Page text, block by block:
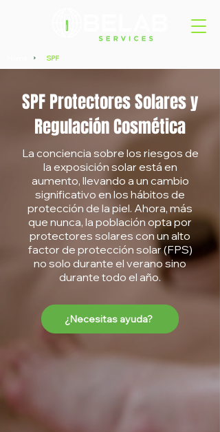
> SPF
SPF Protectores Solares y
Regulación Cosmética
La conciencia sobre los riesgos de
la exposición solar está en
aumento, llevando a un cambio
significativo en los hábitos de
protección de la piel. Ahora, más
que nunca, la población opta por
protectores solares con un alto
factor de protección solar (FPS)
no solo durante el verano sino
durante todo el año.
¿Necesitas ayuda?